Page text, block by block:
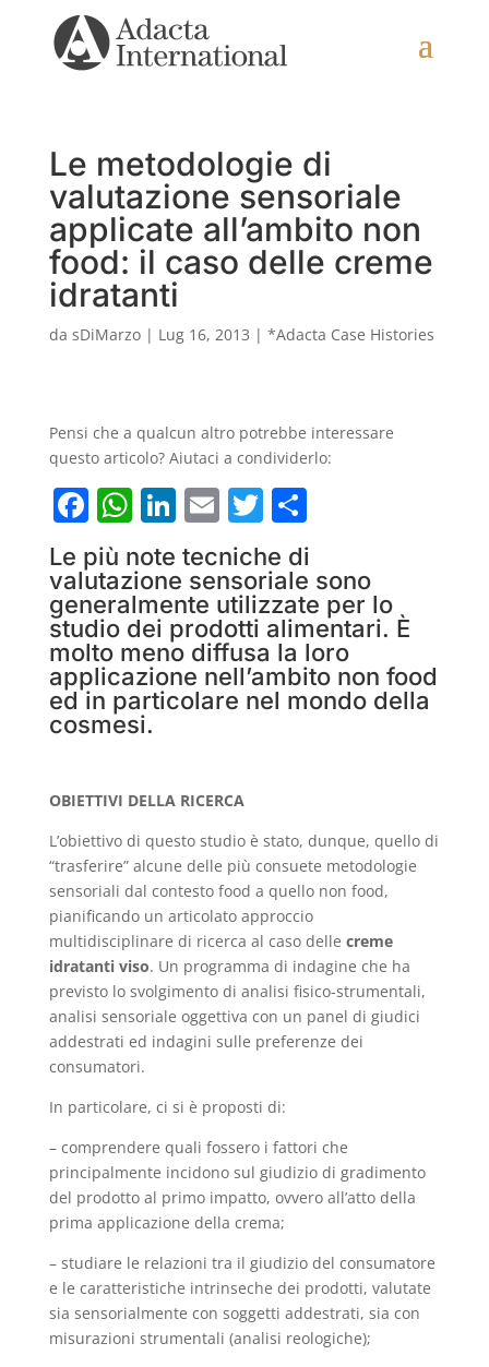
Le metodologie di
valutazione sensoriale
applicate all’ambito non
food: il caso delle creme
idratanti
da sDiMarzo| Lug 16, 2013 | *Adacta Case Histories
Pensi che a qualcun altro potrebbe interessare
questo articolo? Aiutaci a condividerlo:
F
a
c
e
b
o
o
k
W
h
at
s
A
p
p
Li
n
k
e
dI
n
E
m
ai
l
T
w
itt
er
C
o
n
di
vi
di
Le più note tecniche di
valutazione sensoriale sono
generalmente utilizzate per lo
studio dei prodotti alimentari. È
molto meno diffusa la loro
applicazione nell’ambito non food
ed in particolare nel mondo della
cosmesi.
OBIETTIVI DELLA RICERCA
L’obiettivo di questo studio è stato, dunque, quello di
“trasferire” alcune delle più consuete metodologie
sensoriali dal contesto food a quello non food,
pianificando un articolato approccio
multidisciplinare di ricerca al caso delle creme
idratanti viso. Un programma di indagine che ha
previsto lo svolgimento di analisi fisico-strumentali,
analisi sensoriale oggettiva con un panel di giudici
addestrati ed indagini sulle preferenze dei
consumatori.
In particolare, ci si è proposti di:
– comprendere quali fossero i fattori che
principalmente incidono sul giudizio di gradimento
del prodotto al primo impatto, ovvero all’atto della
prima applicazione della crema;
– studiare le relazioni tra il giudizio del consumatore
e le caratteristiche intrinseche dei prodotti, valutate
sia sensorialmente con soggetti addestrati, sia con
misurazioni strumentali (analisi reologiche);